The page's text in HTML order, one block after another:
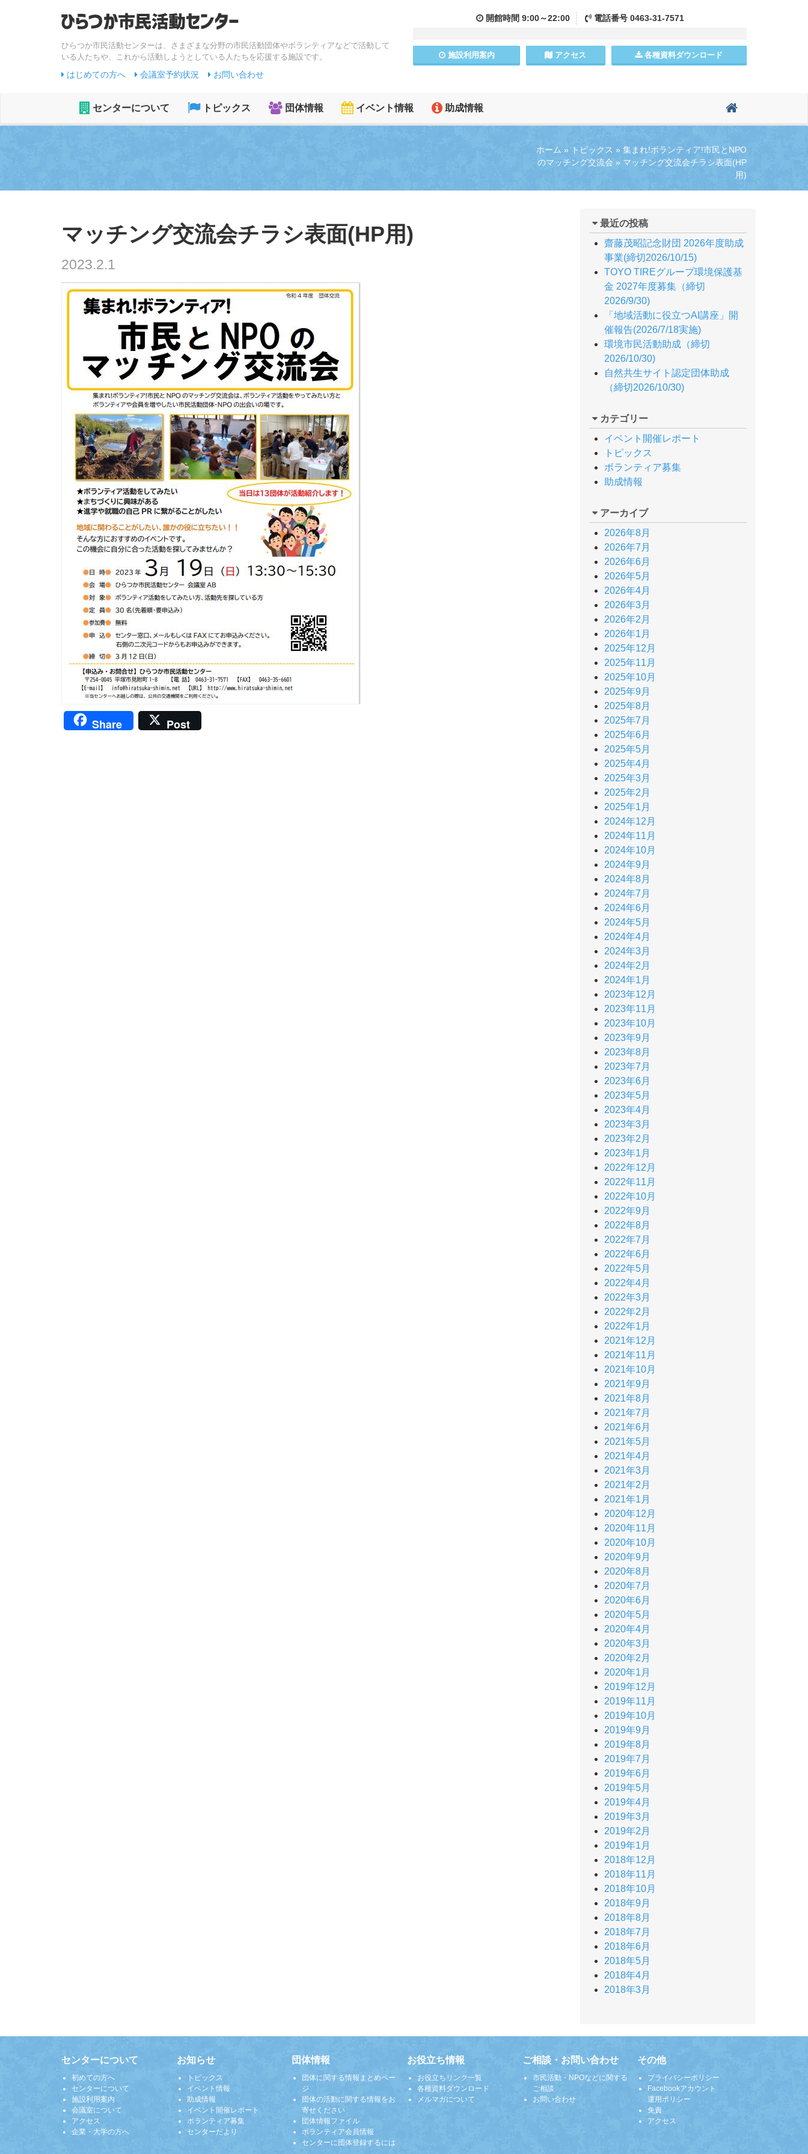
ひらつか市民活動センターは、さまざまな分野の市民活動団体やボランティアなどで活動して
いる人たちや、これから活動しようとしている人たちを応援する施設です。
はじめての方へ 会議室予約状況 お問い合わせ
開館時間 9:00～22:00 電話番号0463-31-7571
施設利用案内 アクセス 各種資料ダウンロード
センターについて トピックス 団体情報 イベント情報 助成情報
ホーム » トピックス » 集まれ!ボランティア!市民とNPO
のマッチング交流会 » マッチング交流会チラシ表面(HP
用)
マッチング交流会チラシ表面(HP用)
2023.2.1
Share Post
最近の投稿
齋藤茂昭記念財団 2026年度助成
事業(締切2026/10/15)
TOYO TIREグループ環境保護基
金 2027年度募集（締切
2026/9/30)
「地域活動に役立つAI講座」開
催報告(2026/7/18実施)
環境市民活動助成（締切
2026/10/30)
自然共生サイト認定団体助成
（締切2026/10/30)
カテゴリー
イベント開催レポート
トピックス
ボランティア募集
助成情報
アーカイブ
2026年8月
2026年7月
2026年6月
2026年5月
2026年4月
2026年3月
2026年2月
2026年1月
2025年12月
2025年11月
2025年10月
2025年9月
2025年8月
2025年7月
2025年6月
2025年5月
2025年4月
2025年3月
2025年2月
2025年1月
2024年12月
2024年11月
2024年10月
2024年9月
2024年8月
2024年7月
2024年6月
2024年5月
2024年4月
2024年3月
2024年2月
2024年1月
2023年12月
2023年11月
2023年10月
2023年9月
2023年8月
2023年7月
2023年6月
2023年5月
2023年4月
2023年3月
2023年2月
2023年1月
2022年12月
2022年11月
2022年10月
2022年9月
2022年8月
2022年7月
2022年6月
2022年5月
2022年4月
2022年3月
2022年2月
2022年1月
2021年12月
2021年11月
2021年10月
2021年9月
2021年8月
2021年7月
2021年6月
2021年5月
2021年4月
2021年3月
2021年2月
2021年1月
2020年12月
2020年11月
2020年10月
2020年9月
2020年8月
2020年7月
2020年6月
2020年5月
2020年4月
2020年3月
2020年2月
2020年1月
2019年12月
2019年11月
2019年10月
2019年9月
2019年8月
2019年7月
2019年6月
2019年5月
2019年4月
2019年3月
2019年2月
2019年1月
2018年12月
2018年11月
2018年10月
2018年9月
2018年8月
2018年7月
2018年6月
2018年5月
2018年4月
2018年3月
センターについて
初めての方へ
センターについて
施設利用案内
会議室について
アクセス
企業・大学の方へ
お知らせ
トピックス
イベント情報
助成情報
イベント開催レポート
ボランティア募集
センターだより
団体情報
団体に関する情報まとめペー
ジ
団体の活動に関する情報をお
寄せください
団体情報ファイル
ボランティア会員情報
センターに団体登録するには
お役立ち情報
お役立ちリンク一覧
各種資料ダウンロード
メルマガについて
ご相談・お問い合わせ
市民活動・NPOなどに関する
ご相談
お問い合わせ
その他
プライバシーポリシー
Facebookアカウント
運用ポリシー
免責
アクセス